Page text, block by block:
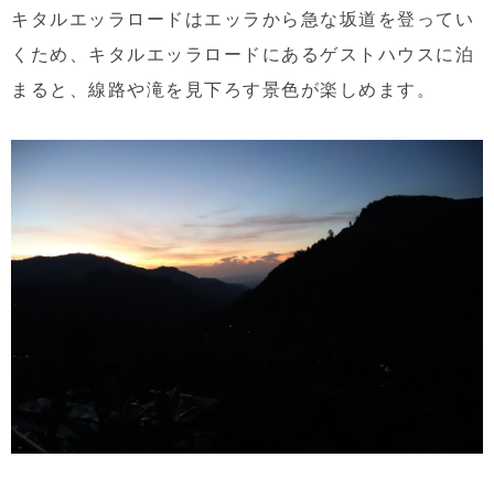
キタルエッラロードはエッラから急な坂道を登ってい
くため、キタルエッラロードにあるゲストハウスに泊
まると、線路や滝を見下ろす景色が楽しめます。